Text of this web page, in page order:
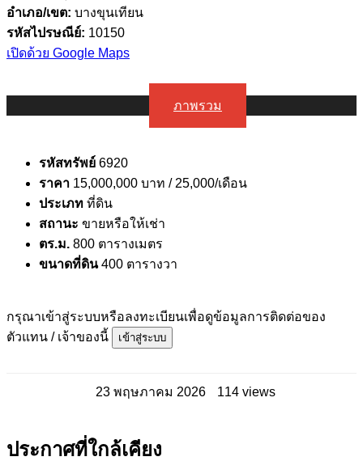
อำเภอ/เขต: บางขุนเทียน
รหัสไปรษณีย์: 10150
เปิดด้วย Google Maps
ภาพรวม
รหัสทรัพย์ 6920
ราคา 15,000,000 บาท / 25,000/เดือน
ประเภท ที่ดิน
สถานะ ขายหรือให้เช่า
ตร.ม. 800 ตารางเมตร
ขนาดที่ดิน 400 ตารางวา
กรุณาเข้าสู่ระบบหรือลงทะเบียนเพื่อดูข้อมูลการติดต่อของ
ตัวแทน / เจ้าของนี้
เข้าสู่ระบบ
23 พฤษภาคม 2026 114 views
ประกาศที่ใกล้เคียง